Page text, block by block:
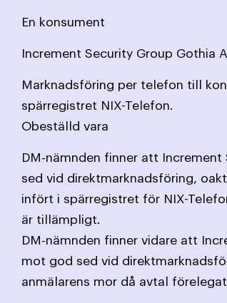
En konsument
Increment Security Group Gothia
Marknadsföring per telefon till
spärregistret NIX-Telefon.
Obeställd vara
DM-nämnden finner att
sed vid direktmarknadsföring,
infört i spärregistret för NIX-
är tillämpligt.
DM-nämnden finner vidare att
mot god sed vid
anmälarens mor då avtal